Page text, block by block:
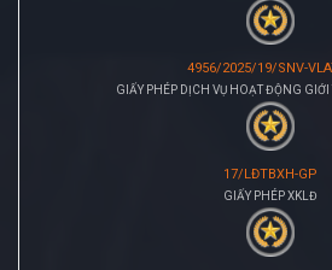
4956/2025/19/SNV-
GIẤY PHÉP DỊCH VỤ HOẠT ĐỘNG GIỚI
17/LĐTBXH-GP
GIẤY PHÉP XKLĐ